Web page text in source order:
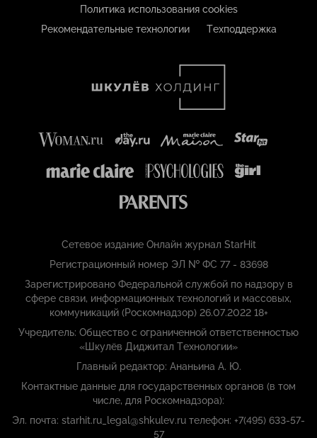
Политика использования cookies
Рекомендательные технологии
Техподдержка
Сетевое издание Онлайн журнал StarHit
Регистрационный номер ЭЛ № ФС 77 - 83698
Зарегистрировано Федеральной службой по надзору в
сфере связи, информационных технологий и массовых,
коммуникаций (Роскомнадзор) 26.07.2022 18+
Учредитель: Общество с ограниченной ответственностью
«Шкулёв Диджитал Технологии»
Главный редактор: Ананьина А. Ю.
Контактные данные для государственных органов (в том
числе, для Роскомнадзора):
Эл. почта: starhit.ru_legal@shkulev.ru телефон: +7(495) 633-57-
57